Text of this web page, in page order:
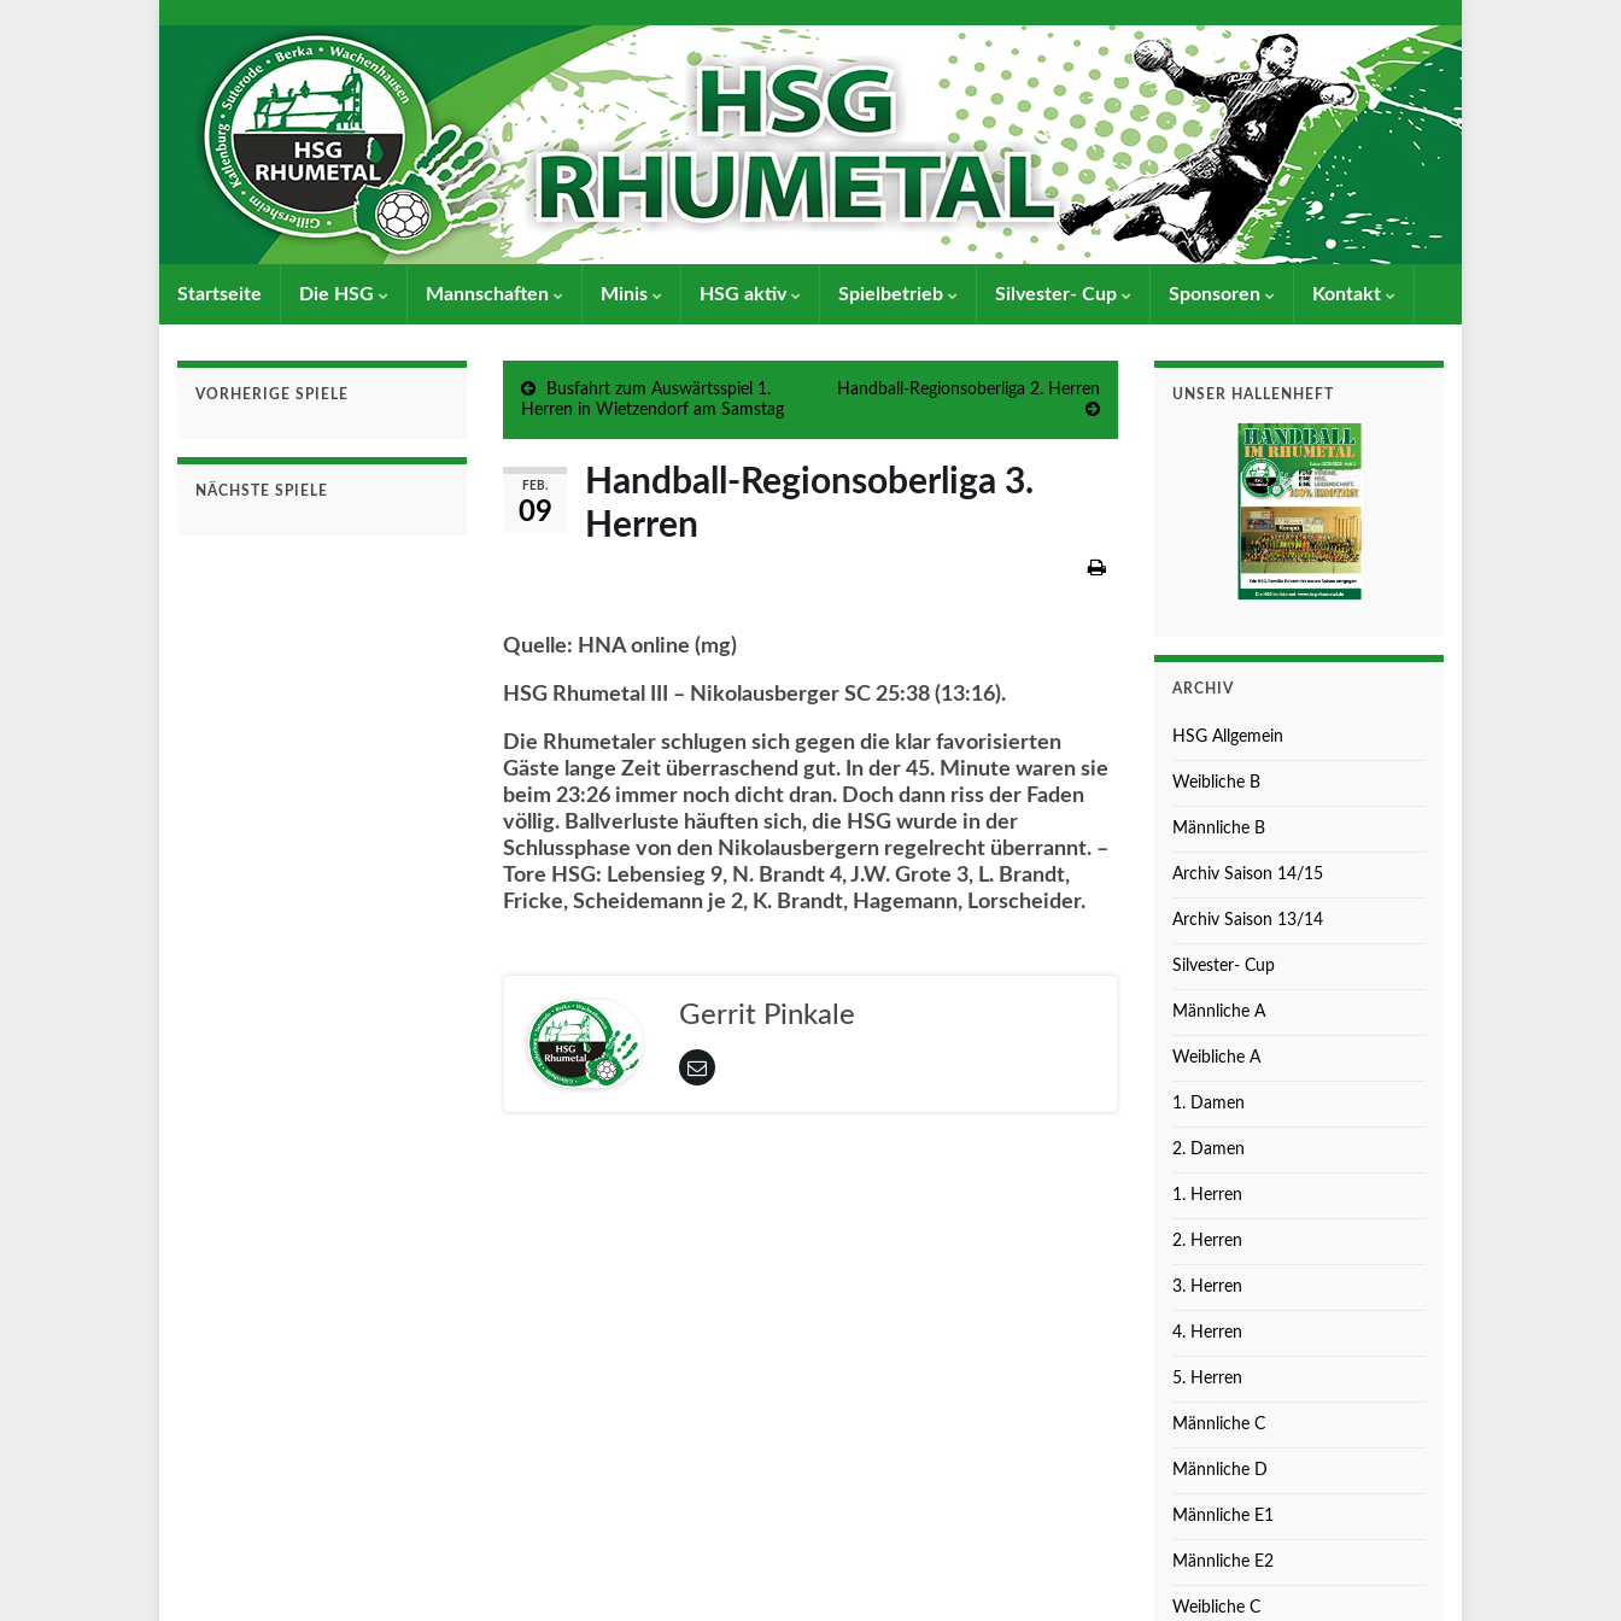
Startseite Die HSG Mannschaften Minis HSG aktiv Spielbetrieb Silvester- Cup Sponsoren Kontakt
Busfahrt zum Auswärtsspiel 1.
Herren in Wietzendorf am Samstag
Handball-Regionsoberliga 2. Herren
FEB.
09
Handball-Regionsoberliga 3.
Herren
Quelle: HNA online (mg)
HSG Rhumetal III – Nikolausberger SC 25:38 (13:16).
Die Rhumetaler schlugen sich gegen die klar favorisierten
Gäste lange Zeit überraschend gut. In der 45. Minute waren sie
beim 23:26 immer noch dicht dran. Doch dann riss der Faden
völlig. Ballverluste häuften sich, die HSG wurde in der
Schlussphase von den Nikolausbergern regelrecht überrannt. –
Tore HSG: Lebensieg 9, N. Brandt 4, J.W. Grote 3, L. Brandt,
Fricke, Scheidemann je 2, K. Brandt, Hagemann, Lorscheider.
Gerrit Pinkale
VORHERIGE SPIELE
NÄCHSTE SPIELE
UNSER HALLENHEFT
ARCHIV
HSG Allgemein
Weibliche B
Männliche B
Archiv Saison 14/15
Archiv Saison 13/14
Silvester- Cup
Männliche A
Weibliche A
1. Damen
2. Damen
1. Herren
2. Herren
3. Herren
4. Herren
5. Herren
Männliche C
Männliche D
Männliche E1
Männliche E2
Weibliche C